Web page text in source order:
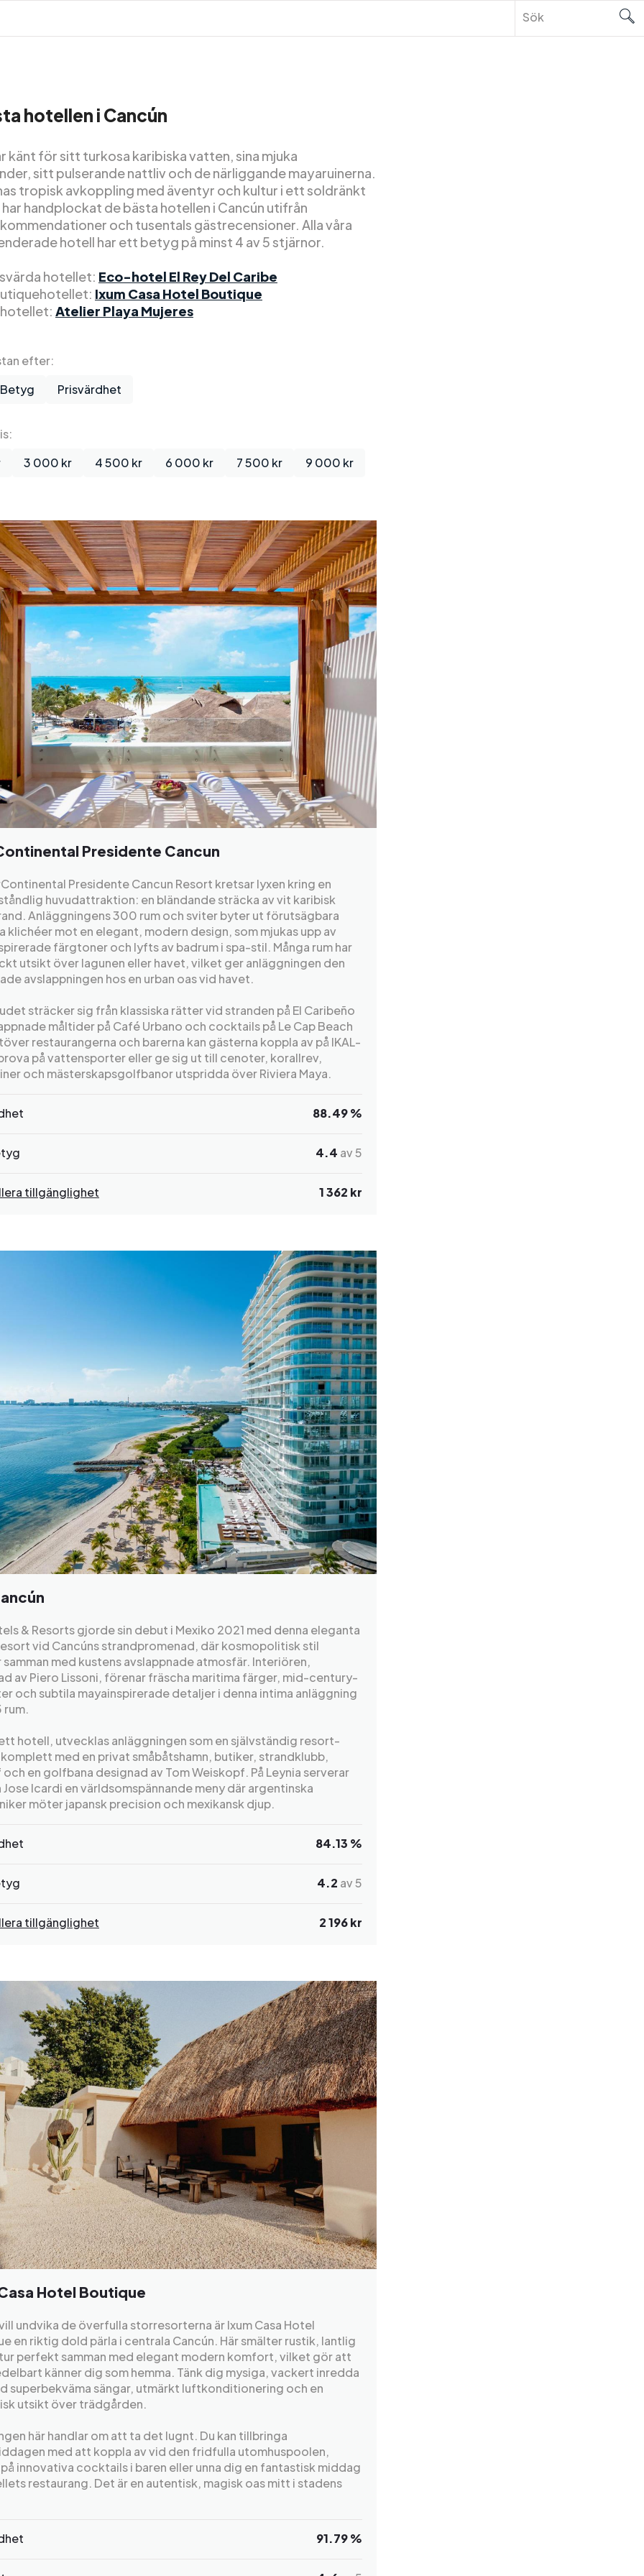
hotellen i Cancún
känt för sitt turkosa karibiska vatten, sina mjuka
sitt pulserande nattliv och de närliggande mayaruinerna.
tropisk avkoppling med äventyr och kultur i ett soldränkt
handplockat de bästa hotellen i Cancún utifrån
och tusentals gästrecensioner. Alla våra
hotell har ett betyg på minst 4 av 5 stjärnor.
hotellet: Eco-hotel El Rey Del Caribe
Ixum Casa Hotel Boutique
Atelier Playa Mujeres
efter:
Betyg
Prisvärdhet
3 000 kr 4 500 kr 6 000 kr 7 500 kr 9 000 kr
Presidente Cancun
Presidente Cancun Resort kretsar lyxen kring en
huvudattraktion: en bländande sträcka av vit karibisk
Anläggningens 300 rum och sviter byter ut förutsägbara
klichéer mot en elegant, modern design, som mjukas upp av
färgtoner och lyfts av badrum i spa-stil. Många rum har
utsikt över lagunen eller havet, vilket ger anläggningen den
avslappningen hos en urban oas vid havet.
sträcker sig från klassiska rätter vid stranden på El Caribeño
måltider på Café Urbano och cocktails på Le Cap Beach
restaurangerna och barerna kan gästerna koppla av på IKAL-
på vattensporter eller ge sig ut till cenoter, korallrev,
och mästerskapsgolfbanor utspridda över Riviera Maya.
88.49 %
4.4 av 5
tillgänglighet 1 362 kr
& Resorts gjorde sin debut i Mexiko 2021 med denna eleganta
vid Cancúns strandpromenad, där kosmopolitisk stil
samman med kustens avslappnade atmosfär. Interiören,
av Piero Lissoni, förenar fräscha maritima färger, mid-century-
och subtila mayainspirerade detaljer i denna intima anläggning
rum.
hotell, utvecklas anläggningen som en självständig resort-
med en privat småbåtshamn, butiker, strandklubb,
en golfbana designad av Tom Weiskopf. På Leynia serverar
Icardi en världsomspännande meny där argentinska
möter japansk precision och mexikansk djup.
84.13 %
4.2 av 5
tillgänglighet 2 196 kr
Hotel Boutique
undvika de överfulla storresorterna är Ixum Casa Hotel
en riktig dold pärla i centrala Cancún. Här smälter rustik, lantlig
perfekt samman med elegant modern komfort, vilket gör att
känner dig som hemma. Tänk dig mysiga, vackert inredda
superbekväma sängar, utmärkt luftkonditionering och en
utsikt över trädgården.
här handlar om att ta det lugnt. Du kan tillbringa
med att koppla av vid den fridfulla utomhuspoolen,
innovativa cocktails i baren eller unna dig en fantastisk middag
restaurang. Det är en autentisk, magisk oas mitt i stadens
91.79 %